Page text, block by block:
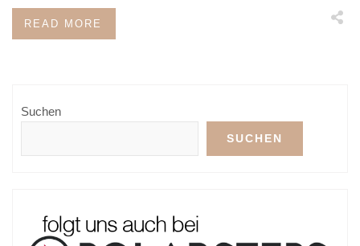
READ MORE
Suchen
SUCHEN